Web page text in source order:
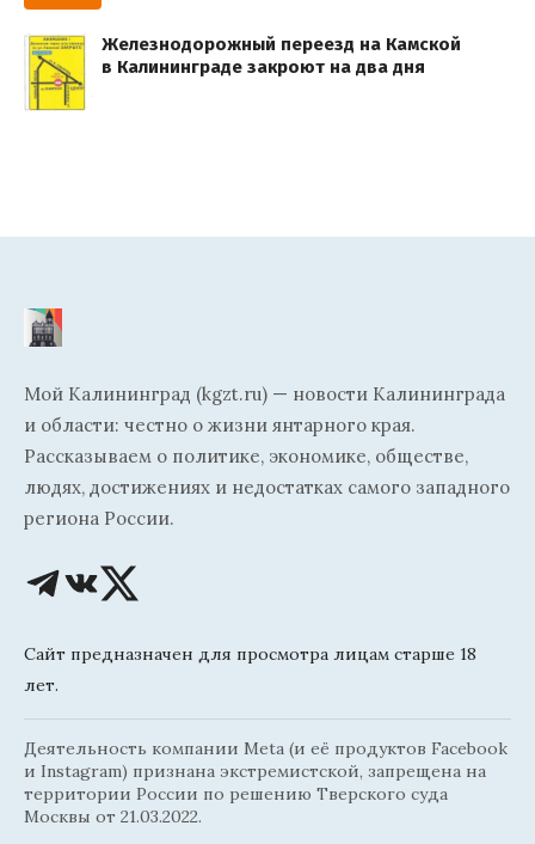
Железнодорожный переезд на Камской
в Калининграде закроют на два дня
Мой Калининград (kgzt.ru) — новости Калининграда
и области: честно о жизни янтарного края.
Рассказываем о политике, экономике, обществе,
людях, достижениях и недостатках самого западного
региона России.
Сайт предназначен для просмотра лицам старше 18
лет.
Деятельность компании Meta (и её продуктов Facebook
и Instagram) признана экстремистской, запрещена на
территории России по решению Тверского суда
Москвы от 21.03.2022.